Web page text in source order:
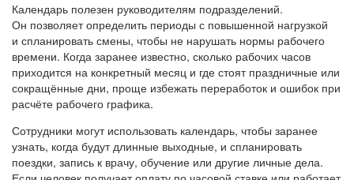
Календарь полезен руководителям подразделений.
Он позволяет определить периоды с повышенной нагрузкой
и спланировать смены, чтобы не нарушать нормы рабочего
времени. Когда заранее известно, сколько рабочих часов
приходится на конкретный месяц и где стоят праздничные или
сокращённые дни, проще избежать переработок и ошибок при
расчёте рабочего графика.
Сотрудники могут использовать календарь, чтобы заранее
узнать, когда будут длинные выходные, и спланировать
поездки, запись к врачу, обучение или другие личные дела.